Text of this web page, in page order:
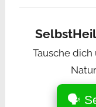
Tausche dich
🗣️